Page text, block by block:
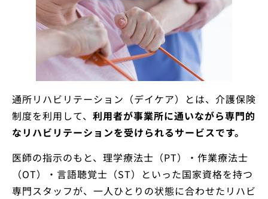
通所リハビリテーション（デイケア）とは、介護保険
制度を利用して、 利用者が事業所に通いながら専門的
なリハビリテーションを受けられるサービスです。
医師の指示のもと、理学療法士（PT）・作業療法士
（OT）・言語聴覚士（ST）といった国家資格を持つ
専門スタッフが、一人ひとりの状態に合わせたリハビ